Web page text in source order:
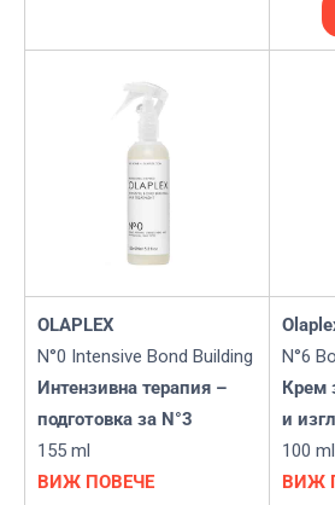
OLAPLEX
N°0 Intensive Bond Building
Интензивна терапия –
подготовка за N°3
155 ml
ВИЖ ПОВЕЧЕ
N°6
Крем
и
100 ml
ВИЖ